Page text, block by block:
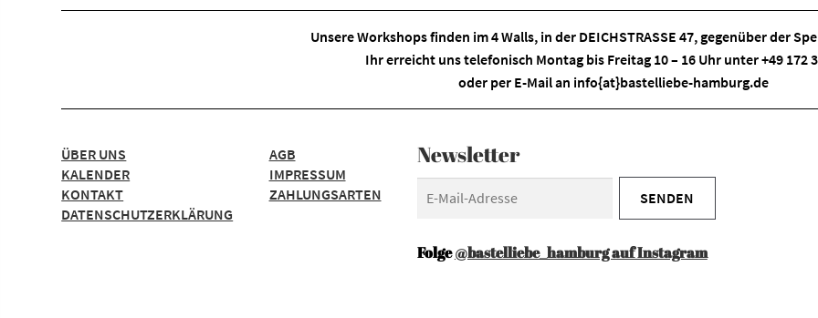
Unsere Workshops finden im4 Walls, in der DEICHSTRASSE 47, gegenüber der
Ihr erreicht uns telefonisch Montag bis Freitag 10 – 16 Uhr unter +49 172
oder per E-Mail an info{at}bastelliebe-hamburg.de
ÜBER UNS
KALENDER
KONTAKT
DATENSCHUTZERKLÄRUNG
AGB
IMPRESSUM
ZAHLUNGSARTEN
Newsletter
Folge@bastelliebe_hamburg auf Instagram